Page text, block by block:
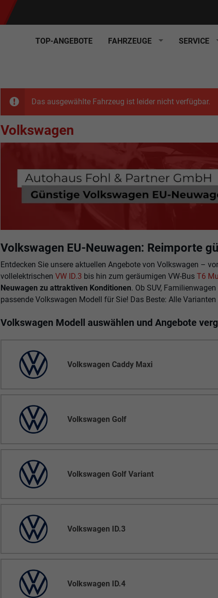
TOP-ANGEBOTE FAHRZEUGE SERVICE
Das ausgewählte Fahrzeug ist leider nicht verfügbar.
Volkswagen
Volkswagen EU-Neuwagen: Reimporte
Entdecken Sie unsere aktuellen Angebote von Volkswagen –
vollelektrischenVW ID.3 bis hin zum geräumigen VW-BusT6
Neuwagen zu attraktiven Konditionen. Ob SUV,
passende Volkswagen Modell für Sie! Das Beste: Alle
Volkswagen Modell auswählen und Angebote
Volkswagen Caddy Maxi
Volkswagen Golf
Volkswagen Golf Variant
Volkswagen ID.3
Volkswagen ID.4